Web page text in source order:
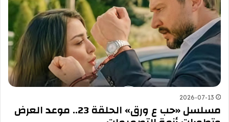
2026-07-13
مسلسل «حب ع ورق» الحلقة 23.. موعد العرض